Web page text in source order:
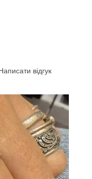
відгук